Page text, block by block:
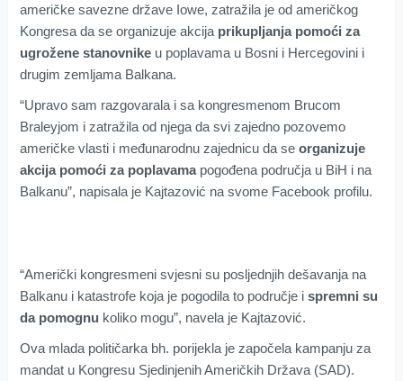
američke savezne države Iowe, zatražila je od američkog
Kongresa da se organizuje akcija prikupljanja pomoći za
ugrožene stanovnikeu poplavama u Bosni i Hercegovini i
drugim zemljama Balkana.
“Upravo sam razgovarala i sa kongresmenom Brucom
Braleyjom i zatražila od njega da svi zajedno pozovemo
američke vlasti i međunarodnu zajednicu da se organizuje
akcija pomoći za poplavamapogođena područja u BiH i na
Balkanu”, napisala je Kajtazović na svome Facebook profilu.
“Američki kongresmeni svjesni su posljednjih dešavanja na
Balkanu i katastrofe koja je pogodila to područje i spremni su
da pomognu koliko mogu”, navela je Kajtazović.
Ova mlada političarka bh. porijekla je započela kampanju za
mandat u Kongresu Sjedinjenih Američkih Država (SAD).